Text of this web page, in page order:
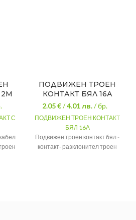
С
ПОДВИЖЕН ТРОЕН
КОНТАКТ БЯЛ 16А
2.05 €/4.01лв./ бр.
ПОДВИЖЕН ТРОЕН КОНТАКТ
БЯЛ 16А
Подвижен троен контакт бял -
контакт- разклонител троен